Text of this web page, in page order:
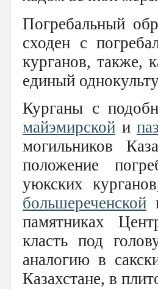
Погребальный
сходен с
курганов, также,
единый
Курганы с
майэмирской и
могильников
положение
уюкских
большереченской
памятниках
класть под
аналогию в
Казахстане, в